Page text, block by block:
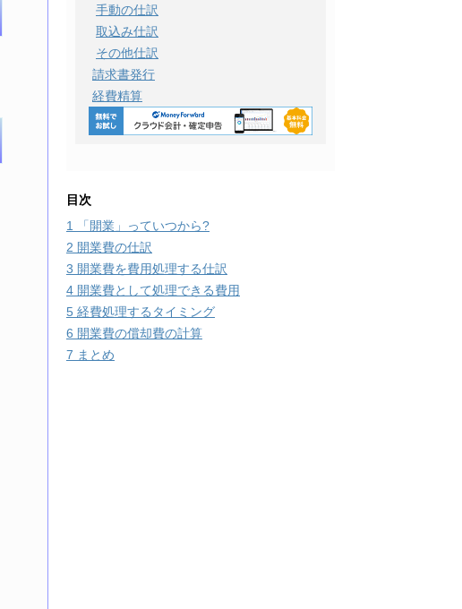
手動の仕訳
取込み仕訳
その他仕訳
請求書発行
経費精算
目次
1
「開業」っていつから?
2 開業費の仕訳
3 開業費を費用処理する仕訳
4 開業費として処理できる費用
5 経費処理するタイミング
6 開業費の償却費の計算
7 まとめ